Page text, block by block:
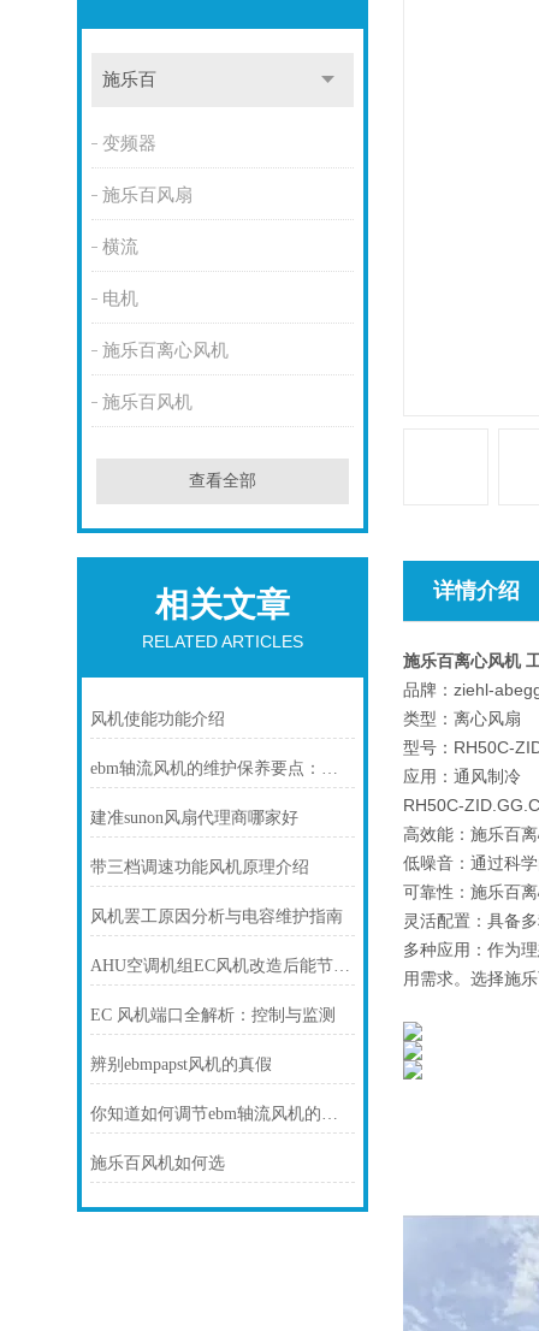
施乐百
变频器
施乐百风扇
横流
电机
施乐百离心风机
施乐百风机
查看全部
相关文章
RELATED ARTICLES
风机使能功能介绍
ebm轴流风机的维护保养要点：清洁、检查与确保持续高效运行
建准sunon风扇代理商哪家好
带三档调速功能风机原理介绍
风机罢工原因分析与电容维护指南
AHU空调机组EC风机改造后能节电多少？
EC 风机端口全解析：控制与监测
辨别ebmpapst风机的真假
你知道如何调节ebm轴流风机的叶片吗？不知道的快看过来
施乐百风机如何选
详情介绍
施乐百离心风机
品牌：ziehl-
类型：离心风扇
型号：RH50C-
应用：通风制冷
RH50C-
高效能：施乐百
低噪音：通过科
可靠性：施乐百
灵活配置：具备
多种应用：作为
用需求。选择施